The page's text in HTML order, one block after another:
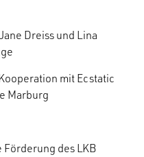
Dreiss und Lina
mit Ecstatic
Marburg
des LKB